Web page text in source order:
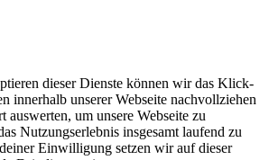
dieser Dienste können wir das Klick-
innerhalb unserer Webseite nachvollziehen
auswerten, um unsere Webseite zu
Nutzungserlebnis insgesamt laufend zu
Einwilligung setzen wir auf dieser